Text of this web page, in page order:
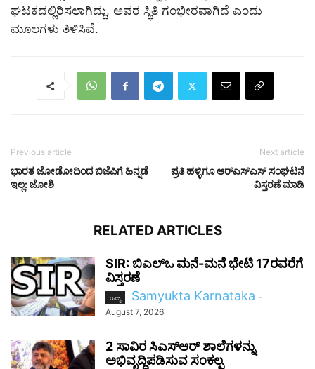
ಘಟಕದಲ್ಲಿರಿಸಲಾಗಿದ್ದು, ಅವರ ಸ್ಥಿತಿ ಗಂಭೀರವಾಗಿದೆ ಎಂದು
ಮೂಲಗಳು ತಿಳಿಸಿವೆ.
Previous article
ಭಾರತ ಜೋಡೋದಿಂದ ಬಿಜೆಪಿಗೆ ಹಿನ್ನಡೆ
ಇಲ್ಲ: ಜೋಶಿ
Next article
ಪ್ರತಿ ಹಳ್ಳಿಗೂ ಆರ್‌ಎಸ್‌ಎಸ್ ಸಂಘಟನೆ
ವಿಸ್ತರಣೆ ಮಾಡಿ
RELATED ARTICLES
SIR: ಬಿಎಲ್ಒ ಮನೆ-ಮನೆ ಭೇಟಿ 17ರವರೆಗೆ
ವಿಸ್ತರಣೆ
ರಾಜ್ಯ Samyukta Karnataka -
August 7, 2026
2 ಸಾವಿರ ಸಿಎಸ್‌ಆರ್ ಶಾಲೆಗಳನ್ನು
ಅಭಿವೃದ್ಧಿಪಡಿಸುವ ಸಂಕಲ್ಪ